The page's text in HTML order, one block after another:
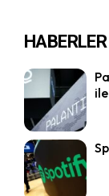
HABERLER